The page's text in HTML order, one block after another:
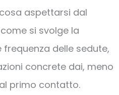
aspettarsi dal
si svolge la
delle sedute,
concrete dai, meno
primo contatto.